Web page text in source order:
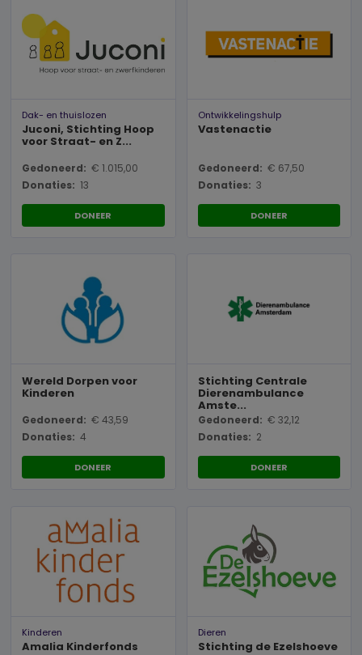
Dak- en thuislozen
Juconi, Stichting Hoop
voor Straat- en Z...
Gedoneerd: € 1.015,00
Donaties: 13
DONEER
Ontwikkelingshulp
Vastenactie
Gedoneerd: € 67,50
Donaties: 3
DONEER
Wereld Dorpen voor
Kinderen
Gedoneerd: € 43,59
Donaties: 4
DONEER
Stichting Centrale
Dierenambulance
Amste...
Gedoneerd: € 32,12
Donaties: 2
DONEER
Kinderen
Amalia Kinderfonds
Dieren
Stichting de Ezelshoeve